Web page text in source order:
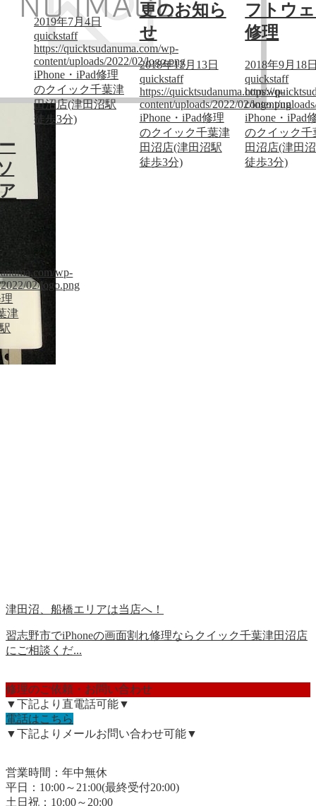
wp-
02/logo.png
津
2019年7月4日
quickstaff
https://quicktsudanuma.com/wp-
content/uploads/2022/02/logo.png
iPhone・iPad修理
のクイック千葉津
田沼店(津田沼駅
徒歩3分)
更のお知ら
せ
2018年12月13日
quickstaff
https://quicktsudanuma.com/wp-
content/uploads/2022/02/logo.png
iPhone・iPad修理
のクイック千葉津
田沼店(津田沼駅
徒歩3分)
フトウ
修理
2018年9月18
quickstaff
https://
content/
iPhone・iPad
のクイック千
田沼店(津田
徒歩3分)
津田沼、船橋エリアは当店へ！
習志野市でiPhoneの画面割れ修理ならクイック千葉津田沼店
にご相談くだ...
修理のご依頼・お問い合わせ
▼下記より直電話可能▼
電話はこちら
▼下記よりメールお問い合わせ可能▼
営業時間：年中無休
平日：10:00～21:00(最終受付20:00)
土日祝：10:00～20:00